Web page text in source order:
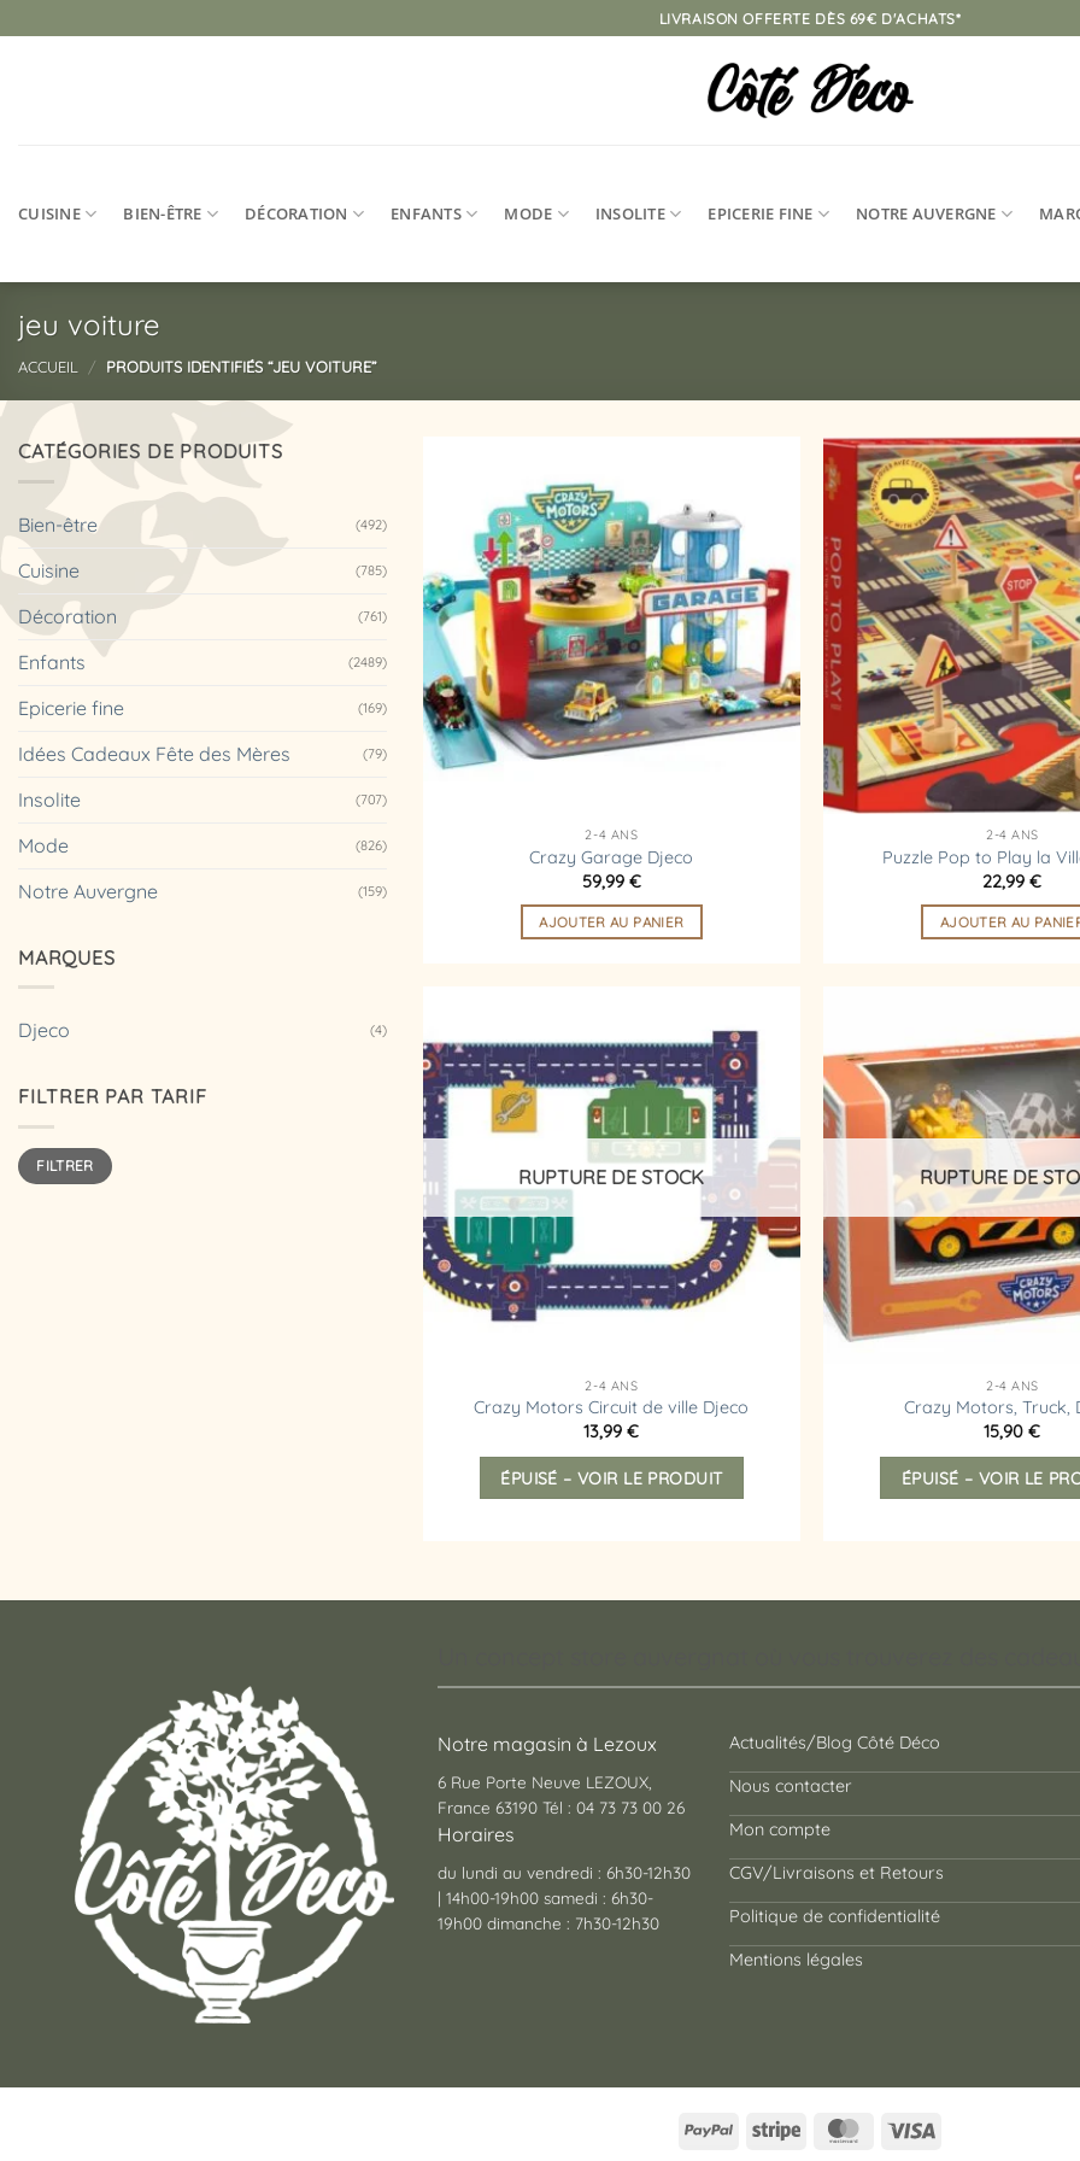
au
LIVRAISON OFFERTE DÈS 69€ D'ACHATS*
CUISINE BIEN-ÊTRE DÉCORATION ENFANTS MODE INSOLITE EPICERIE FINE NOTRE AUVERGNE
jeu voiture
ACCUEIL / PRODUITS IDENTIFIÉS “JEU VOITURE”
CATÉGORIES DE PRODUITS
Bien-être (492)
Cuisine (785)
Décoration (761)
Enfants (2489)
Epicerie fine (169)
Idées Cadeaux Fête des Mères (79)
Insolite (707)
Mode (826)
Notre Auvergne (159)
MARQUES
Djeco (4)
FILTRER PAR TARIF
Prix
min
Prix
maxFILTRER
d’envies
2-4 ANS
Crazy Garage Djeco
59,99 €
AJOUTER AU PANIER
2-4 ANS
Puzzle Pop to Play la
22,99€
AJOUTER AU
Ajouter
à la
liste
d’envies
RUPTURE DE STOCK
2-4 ANS
Crazy Motors Circuit de ville Djeco
13,99€
ÉPUISÉ – VOIR LE PRODUIT
RUPTURE DE
2-4 ANS
Crazy Motors, Truck,
15,90€
ÉPUISÉ – VOIR LE
Notre magasin à Lezoux
6 Rue Porte Neuve LEZOUX,
France 63190 Tél : 04 73 73 00 26
Horaires
du lundi au vendredi : 6h30-12h30
| 14h00-19h00 samedi : 6h30-
19h00 dimanche : 7h30-12h30
Actualités/Blog Côté Déco
Nous contacter
Mon compte
CGV/Livraisons et Retours
Politique de confidentialité
Mentions légales
PayPal Stripe MasterCard
Visa